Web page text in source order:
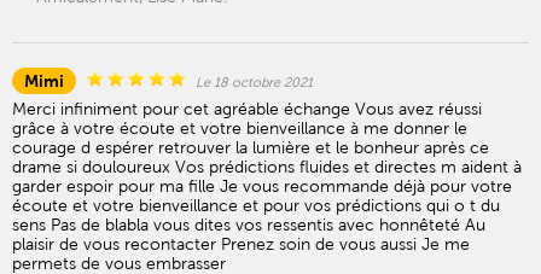
Mimi Le 18 octobre 2021
Merci infiniment pour cet agréable échange Vous avez réussi
grâce à votre écoute et votre bienveillance à me donner le
courage d espérer retrouver la lumière et le bonheur après ce
drame si douloureux Vos prédictions fluides et directes m aident à
garder espoir pour ma fille Je vous recommande déjà pour votre
écoute et votre bienveillance et pour vos prédictions qui o t du
sens Pas de blabla vous dites vos ressentis avec honnêteté Au
plaisir de vous recontacter Prenez soin de vous aussi Je me
permets de vous embrasser